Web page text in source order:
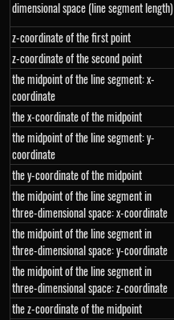
dimensional space (line segment length)
z-coordinate of the first point
z-coordinate of the second point
the midpoint of the line segment: x-
coordinate
the x-coordinate of the midpoint
the midpoint of the line segment: y-
coordinate
the y-coordinate of the midpoint
the midpoint of the line segment in
three-dimensional space: x-coordinate
the midpoint of the line segment in
three-dimensional space: y-coordinate
the midpoint of the line segment in
three-dimensional space: z-coordinate
the z-coordinate of the midpoint